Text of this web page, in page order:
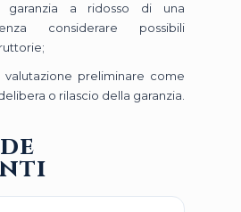
garanzia a ridosso di una
considerare possibili
valutazione preliminare come
o rilascio della garanzia.